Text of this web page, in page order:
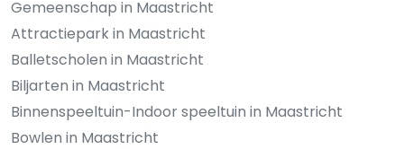
Gemeenschap in Maastricht
Attractiepark in Maastricht
Balletscholen in Maastricht
Biljarten in Maastricht
Binnenspeeltuin-Indoor speeltuin in Maastricht
Bowlen in Maastricht